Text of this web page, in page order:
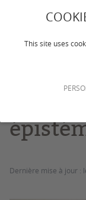
This site uses
Dernière mise à jour :